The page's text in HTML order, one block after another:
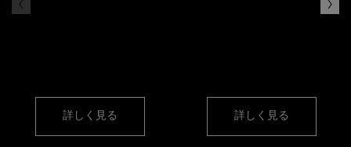
詳しく見る 詳しく見る